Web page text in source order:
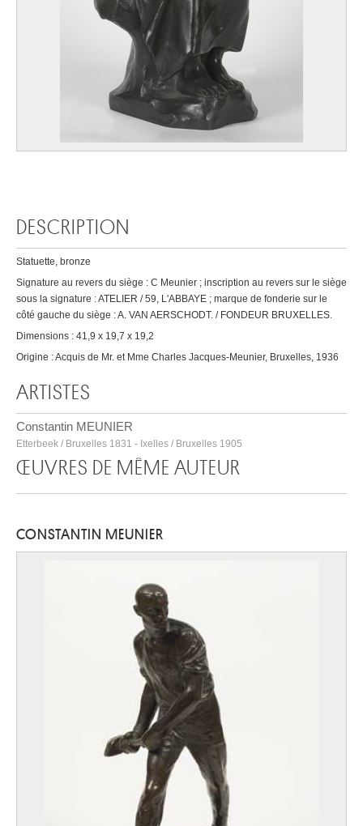
DESCRIPTION
Statuette, bronze
Signature au revers du siège : C Meunier ; inscription au revers sur le siège
sous la signature : ATELIER / 59, L'ABBAYE ; marque de fonderie sur le
côté gauche du siège : A. VAN AERSCHODT. / FONDEUR BRUXELLES.
Dimensions : 41,9 x 19,7 x 19,2
Origine : Acquis de Mr. et Mme Charles Jacques-Meunier, Bruxelles, 1936
ARTISTES
Constantin MEUNIER
Etterbeek / Bruxelles 1831 - Ixelles / Bruxelles 1905
ŒUVRES DE MÊME AUTEUR
CONSTANTIN MEUNIER